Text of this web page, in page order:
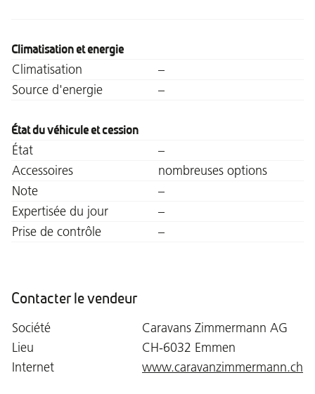
Climatisation et energie
Climatisation
–
Source d'energie
–
État du véhicule et cession
État
–
Accessoires
nombreuses options
Note
–
Expertisée du jour
–
Prise de contrôle
–
Contacter le vendeur
Société
Caravans Zimmermann AG
Lieu
CH-6032 Emmen
Internet
www.caravanzimmermann.ch